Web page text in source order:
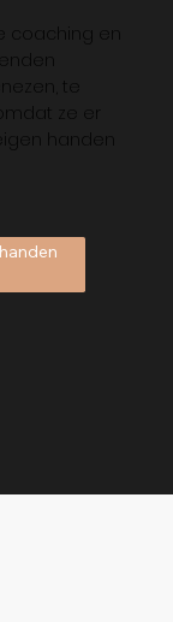
coaching en
te
ze er
handen